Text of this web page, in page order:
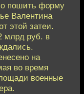
пошить форму
Валентина
этой затеи.
млрд руб. в
на
во время
военные